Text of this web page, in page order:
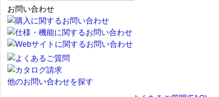
お問い合わせ
他のお問い合わせを探す